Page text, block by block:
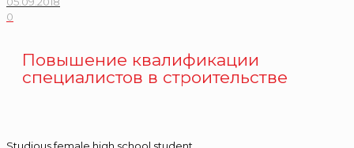
0
Повышение квалификации
специалистов в строительстве